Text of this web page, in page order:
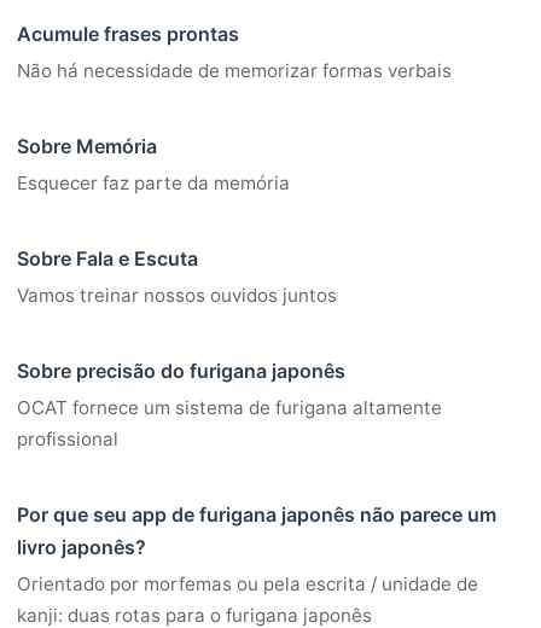
Acumule frases prontas
Não há necessidade de memorizar formas verbais
Sobre Memória
Esquecer faz parte da memória
Sobre Fala e Escuta
Vamos treinar nossos ouvidos juntos
Sobre precisão do furigana japonês
OCAT fornece um sistema de furigana altamente
profissional
Por que seu app de furigana japonês não parece um
livro japonês?
Orientado por morfemas ou pela escrita / unidade de
kanji: duas rotas para o furigana japonês